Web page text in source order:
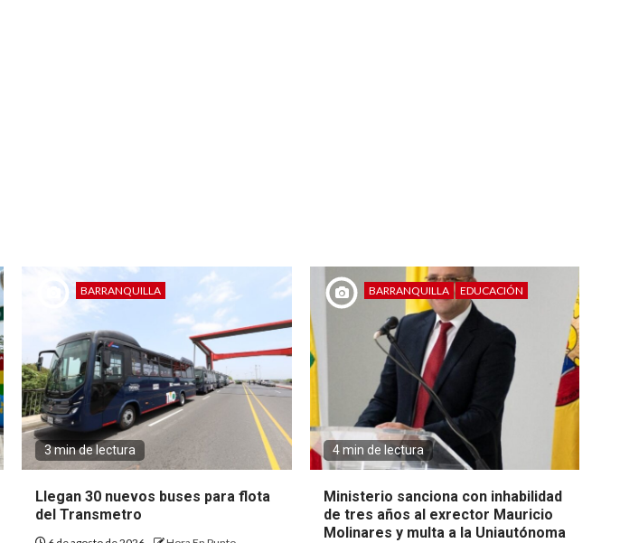
BARRANQUILLA
3 min de lectura
Llegan 30 nuevos buses para flota
del Transmetro
BARRANQUILLA EDUCACIÓN
4 min de lectura
Ministerio sanciona con inhabilidad
de tres años al exrector Mauricio
Molinares y multa a la Uniautónoma